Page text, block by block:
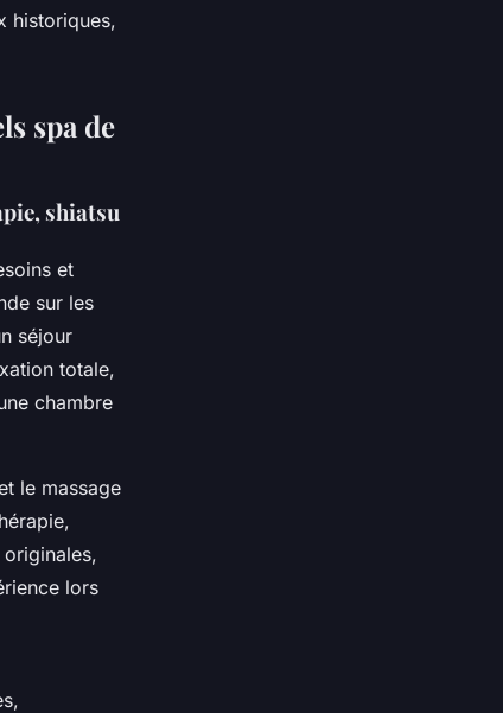
historiques,
spa de
shiatsu
et
sur les
séjour
totale,
chambre
le massage
lors